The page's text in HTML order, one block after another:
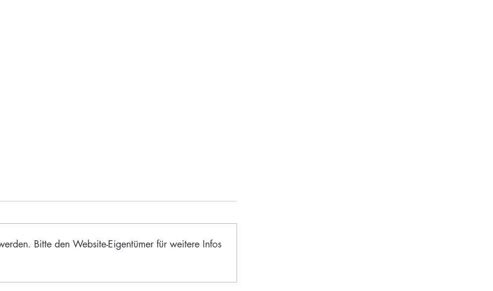
Edewechts Mühlen, Teil 3 - Die
Edewechts Mühlen, Teil 2 – Die
Bitte den Website-Eigentümer für weitere Infos